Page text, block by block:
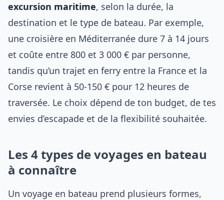
excursion maritime, selon la durée, la
destination et le type de bateau. Par exemple,
une croisière en Méditerranée dure 7 à 14 jours
et coûte entre 800 et 3 000 € par personne,
tandis qu’un trajet en ferry entre la France et la
Corse revient à 50-150 € pour 12 heures de
traversée. Le choix dépend de ton budget, de tes
envies d’escapade et de la flexibilité souhaitée.
Les 4 types de voyages en bateau
à connaître
Un voyage en bateau prend plusieurs formes,